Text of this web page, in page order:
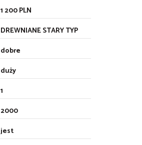
1 200 PLN
DREWNIANE STARY TYP
dobre
duży
1
2000
jest